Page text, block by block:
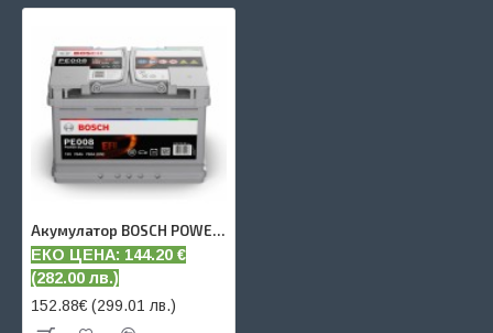
Акумулатор BOSCH POWER EFB 70 AH
ЕКО ЦЕНА: 144.20 €
(282.00 лв.)
152.88€ (299.01 лв.)